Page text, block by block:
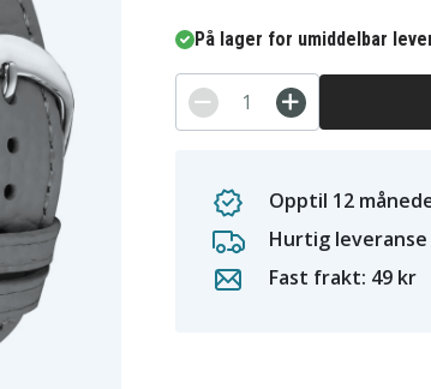
På lager for umiddelbar
Opptil 12
Hurtig leveranse
Fast frakt: 49 kr